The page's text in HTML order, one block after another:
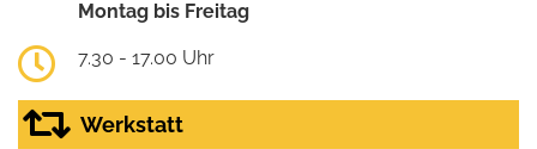
Montag bis Freitag
7.30 - 17.00 Uhr
Werkstatt